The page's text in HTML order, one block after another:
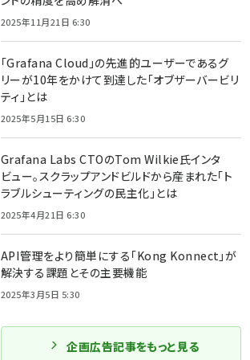
2025年11月21日 6:30
「Grafana Cloud」の先進的ユーザーであるグ
リーが10年をかけて到達した「オブザーバービリ
ティ」とは
2025年5月15日 6:30
Grafana Labs CTOのTom Wilkie氏インタ
ビュー。スクラップアンドビルドから産まれた「ト
ラブルシューティングの民主化」とは
2025年4月21日 6:30
API管理をより簡単にする「Kong Konnect」が
解決する課題とその主要機能
2025年3月5日 5:30
企画広告記事をもっと見る